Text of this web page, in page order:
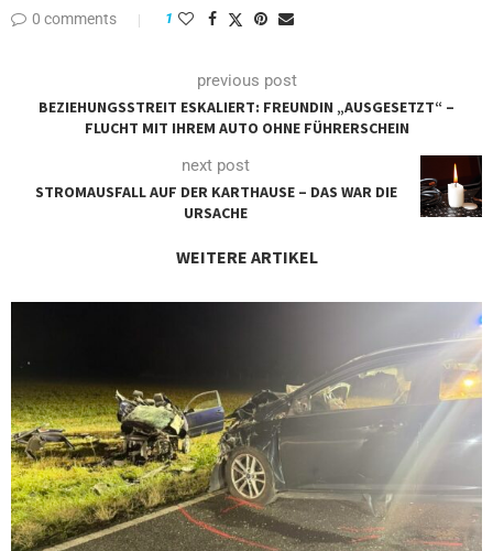
0 comments 1
previous post
BEZIEHUNGSSTREIT ESKALIERT: FREUNDIN „AUSGESETZT“ –
FLUCHT MIT IHREM AUTO OHNE FÜHRERSCHEIN
next post
STROMAUSFALL AUF DER KARTHAUSE – DAS WAR DIE
URSACHE
WEITERE ARTIKEL